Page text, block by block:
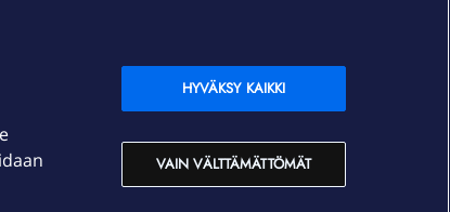
OmaElisa Self Service
Moving to Finland
Elisa Corporation
VAIN VÄLTTÄMÄTTÖMÄT
HYVÄKSY KAIKKI